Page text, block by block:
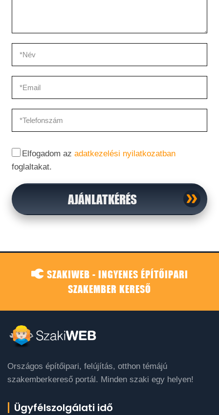
Elfogadom az adatkezelési nyilatkozatban
foglaltakat.
AJÁNLATKÉRÉS
SZAKIWEB - INGYENES ÉPÍTŐIPARI
SZAKEMBER KERESŐ
Országos építőipari, felújítás, otthon témájú
szakemberkereső portál. Minden szaki egy helyen!
Ügyfélszolgálati idő